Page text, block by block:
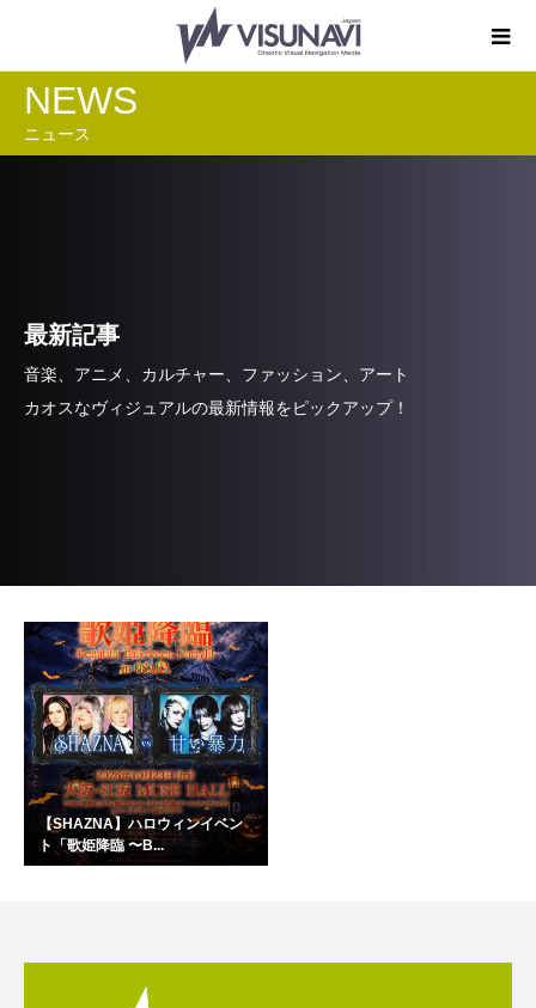
NEWS
ニュース
最新記事
音楽、アニメ、カルチャー、ファッション、アート
カオスなヴィジュアルの最新情報をピックアップ！
【SHAZNA】ハロウィンイベン
ト「歌姫降臨 〜B...